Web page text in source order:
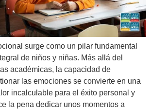
surge como un pilar fundamental
de niños y niñas. Más allá del
académicas, la capacidad de
las emociones se convierte en una
incalculable para el éxito personal y
la pena dedicar unos momentos a